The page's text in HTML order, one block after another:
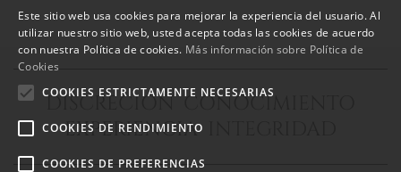
DISCRECIÓN CONOCIMIENTO
EXPERIENCIA INTEGRIDAD
ENGLISH
SPANISH
Este sitio web usa cookies para mejorar la experiencia del usuario. Al
utilizar nuestro sitio web, usted acepta todas las cookies de acuerdo
con nuestra Política de cookies. Más información sobre Política de
Cookies
COOKIES ESTRICTAMENTE NECESARIAS
COOKIES DE RENDIMIENTO
COOKIES DE PREFERENCIAS